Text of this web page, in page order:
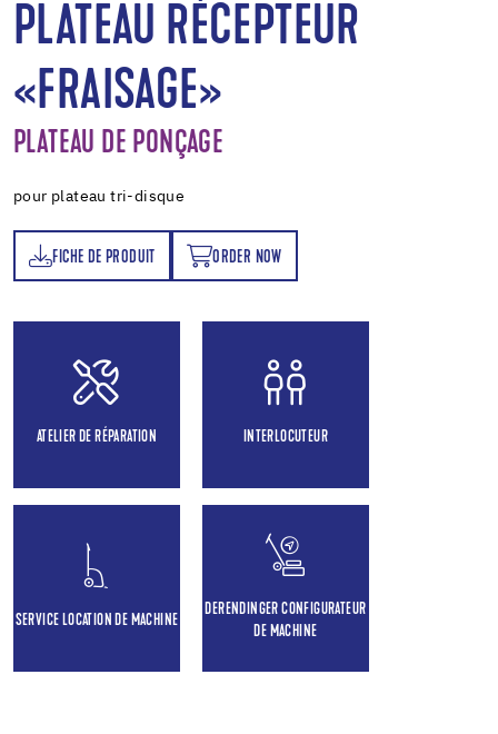
PLATEAU RÉCEPTEUR
«FRAISAGE»
PLATEAU DE PONÇAGE
pour plateau tri-disque
FICHE DE PRODUIT ORDER NOW
ORDER NOW
ATELIER DE RÉPARATION INTERLOCUTEUR
SERVICE LOCATION DE MACHINE
DERENDINGER CONFIGURATEUR
DE MACHINE